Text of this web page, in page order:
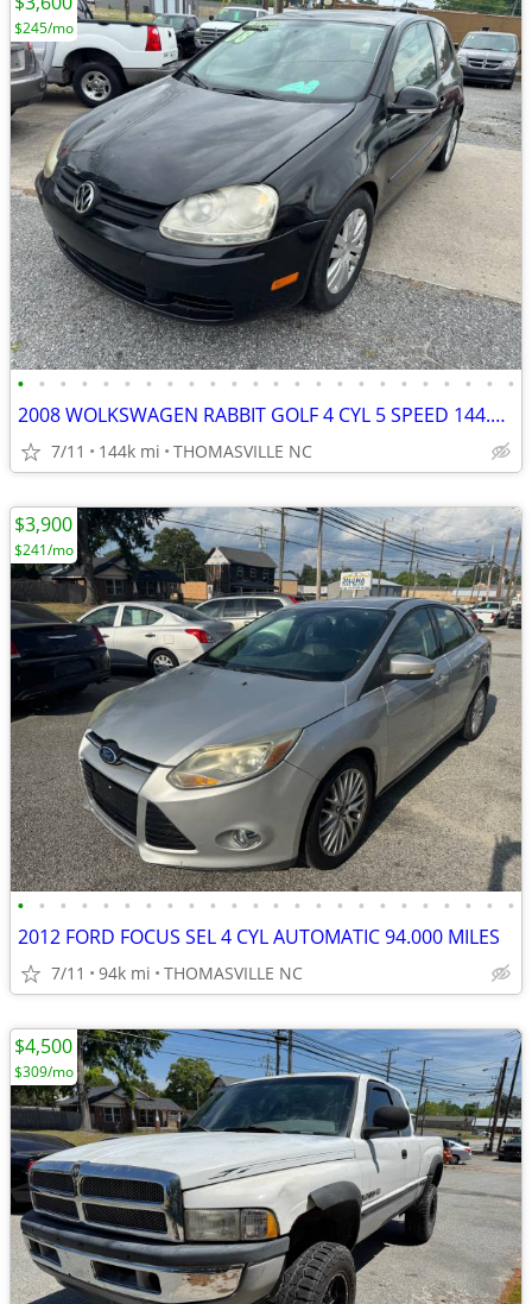
• • • • • • • • • • • • • • • • • • • • • • • •
2008 WOLKSWAGEN RABBIT GOLF 4 CYL 5 SPEED 144.000 MILES
7/11 144k mi THOMASVILLE NC
$245/mo
• • • • • • • • • • • • • • • • • • • • • • • •
2012 FORD FOCUS SEL 4 CYL AUTOMATIC 94.000 MILES
7/11 94k mi THOMASVILLE NC
$3,900
$241/mo
$4,500
$309/mo